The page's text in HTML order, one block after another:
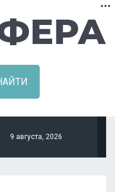
9 августа, 2026